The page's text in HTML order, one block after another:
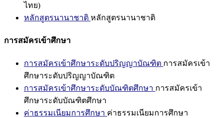
ไทย)
หลักสูตรนานาชาติ หลักสูตรนานาชาติ
การสมัครเข้าศึกษา
การสมัครเข้าศึกษาระดับปริญญาบัณฑิต การสมัครเข้า
ศึกษาระดับปริญญาบัณฑิต
การสมัครเข้าศึกษาระดับบัณฑิตศึกษา การสมัครเข้า
ศึกษาระดับบัณฑิตศึกษา
ค่าธรรมเนียมการศึกษา ค่าธรรมเนียมการศึกษา